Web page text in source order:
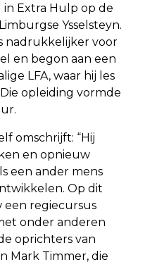
Extra Hulp op de
Ysselsteyn.
nadrukkelijker voor
en begon aan een
LFA, waar hij les
opleiding vormde
omschrijft: “Hij
en opnieuw
een ander mens
Op dit
regiecursus
onder anderen
oprichters van
Mark Timmer, die